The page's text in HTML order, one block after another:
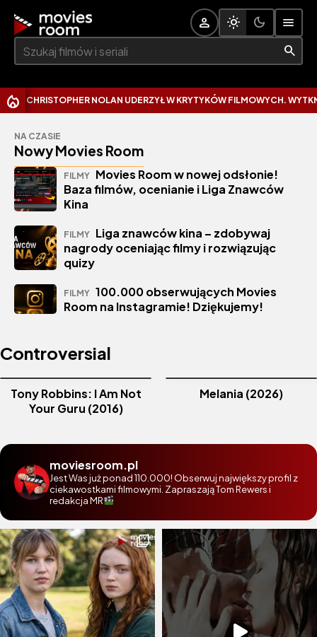
Szukaj:
CHRISTOPHER NOLAN UDERZYŁ W KRYTYKÓW FILMOWYCH.
NA CZASIE
Nowy Movies Room
FILMY Movies Room w nowej odsłonie!
Baza filmów, ocenianie i Liga Znawców
Kina
FILMY Liga znawców kina – zdobywaj
nagrody oceniając filmy i rozwiązując
quizy
FILMY 100.000 obserwujących Movies
Room na Instagramie! Dziękujemy!
Controversial
Tony Robbins: I Am Not
Your Guru (2016)
Melania (2026)
moviesroom.pl
Jest Was już ponad 110.000! Obserwuj największy profil z
ciekawostkami filmowymi. Zapraszają Tom Rewers i
redakcja MR